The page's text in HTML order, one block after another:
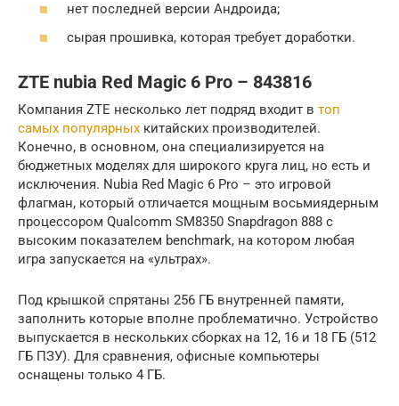
нет последней версии Андроида;
сырая прошивка, которая требует доработки.
ZTE nubia Red Magic 6 Pro – 843816
Компания ZTE несколько лет подряд входит в топ
самых популярных китайских производителей.
Конечно, в основном, она специализируется на
бюджетных моделях для широкого круга лиц, но есть и
исключения. Nubia Red Magic 6 Pro – это игровой
флагман, который отличается мощным восьмиядерным
процессором Qualcomm SM8350 Snapdragon 888 с
высоким показателем benchmark, на котором любая
игра запускается на «ультрах».
Под крышкой спрятаны 256 ГБ внутренней памяти,
заполнить которые вполне проблематично. Устройство
выпускается в нескольких сборках на 12, 16 и 18 ГБ (512
ГБ ПЗУ). Для сравнения, офисные компьютеры
оснащены только 4 ГБ.